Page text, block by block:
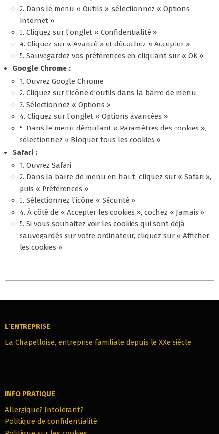
2. Dans le menu « Outils », sélectionnez « Options
Internet »
3. Cliquez sur l’onglet « Confidentialité »
4. Cliquez sur « Avancé » et décochez « Accepter »
5. Sauvegardez vos préférences en cliquant sur « OK »
Google Chrome :
1. Ouvrez Google Chrome
2. Cliquez sur l’icône d’outils dans la barre de menu
3. Sélectionnez « Options »
4. Cliquez sur l’onglet « Options avancées »
5. Dans le menu déroulant « Paramètres des cookies »,
sélectionnez « Bloquer tous les cookies »
Safari :
1. Ouvrez Safari
2. Dans la barre de menu en haut, cliquez sur « Safari »,
puis « Préférences »
3. Sélectionnez l’icône « Sécurité »
4. À côté de « Accepter les cookies », cochez « Jamais »
5. Si vous souhaitez voir les cookies qui sont déjà
sauvegardés sur votre ordinateur, cliquez sur « Afficher
les cookies »
L’ENTREPRISE
La Chapelloise, entreprise familiale depuis le XXe siècle
INFO PRATIQUE
Allergique? Intolérant?
Politique de confidentialité